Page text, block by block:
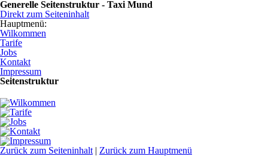
Generelle Seitenstruktur - Taxi Mund
Direkt zum Seiteninhalt
Hauptmenü:
Wilkommen
Tarife
Jobs
Kontakt
Impressum
Seitenstruktur
Wilkommen
Tarife
Jobs
Kontakt
Impressum
Zurück zum Seiteninhalt | Zurück zum Hauptmenü